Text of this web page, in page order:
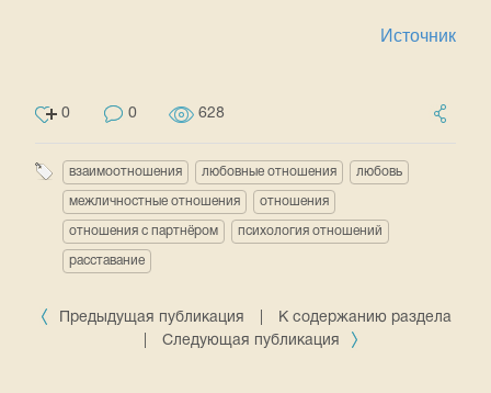
Источник
0 0 628
взаимоотношения любовные отношения любовь
межличностные отношения отношения
отношения с партнёром психология отношений
расставание
Предыдущая публикация
К содержанию раздела
Следующая публикация